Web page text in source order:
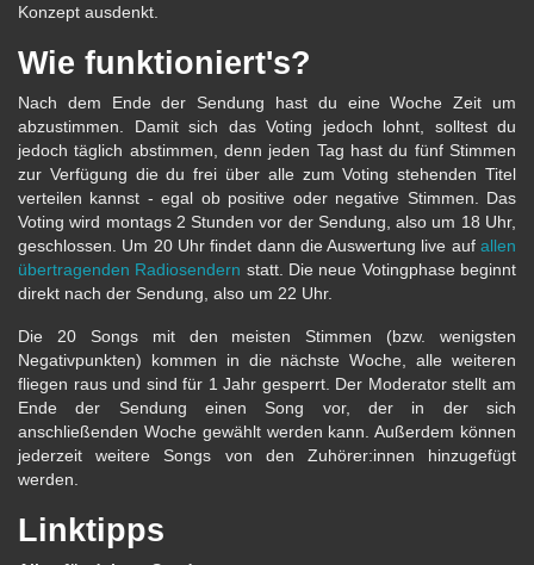
Konzept ausdenkt.
Wie funktioniert's?
Nach dem Ende der Sendung hast du eine Woche Zeit um
abzustimmen. Damit sich das Voting jedoch lohnt, solltest du
jedoch täglich abstimmen, denn jeden Tag hast du fünf Stimmen
zur Verfügung die du frei über alle zum Voting stehenden Titel
verteilen kannst - egal ob positive oder negative Stimmen. Das
Voting wird montags 2 Stunden vor der Sendung, also um 18 Uhr,
geschlossen. Um 20 Uhr findet dann die Auswertung live auf allen
übertragenden Radiosendern statt. Die neue Votingphase beginnt
direkt nach der Sendung, also um 22 Uhr.
Die 20 Songs mit den meisten Stimmen (bzw. wenigsten
Negativpunkten) kommen in die nächste Woche, alle weiteren
fliegen raus und sind für 1 Jahr gesperrt. Der Moderator stellt am
Ende der Sendung einen Song vor, der in der sich
anschließenden Woche gewählt werden kann. Außerdem können
jederzeit weitere Songs von den Zuhörer:innen hinzugefügt
werden.
Linktipps